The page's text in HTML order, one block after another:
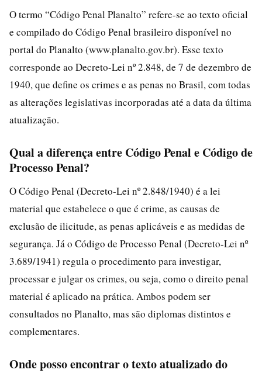
O termo “Código Penal Planalto” refere-se ao texto oficial
e compilado do Código Penal brasileiro disponível no
portal do Planalto (www.planalto.gov.br). Esse texto
corresponde ao Decreto-Lei nº 2.848, de 7 de dezembro de
1940, que define os crimes e as penas no Brasil, com todas
as alterações legislativas incorporadas até a data da última
atualização.
Qual a diferença entre Código Penal e Código de
Processo Penal?
O Código Penal (Decreto-Lei nº 2.848/1940) é a lei
material que estabelece o que é crime, as causas de
exclusão de ilicitude, as penas aplicáveis e as medidas de
segurança. Já o Código de Processo Penal (Decreto-Lei nº
3.689/1941) regula o procedimento para investigar,
processar e julgar os crimes, ou seja, como o direito penal
material é aplicado na prática. Ambos podem ser
consultados no Planalto, mas são diplomas distintos e
complementares.
Onde posso encontrar o texto atualizado do